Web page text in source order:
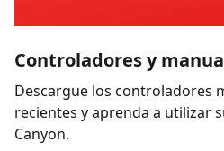
Controladores y
Descargue los controladores
recientes y aprenda a utilizar
Canyon.